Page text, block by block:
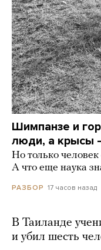
Шимпанзе и
люди, а крысы
Но только
А что еще наука
РАЗБОР 17 часов назад
В Таиланде
и убил шесть